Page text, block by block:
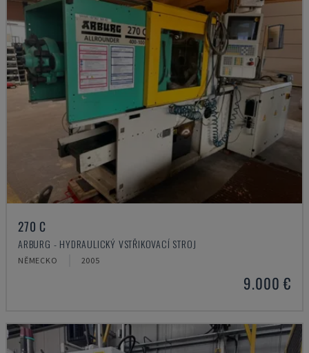
270 C
ARBURG - HYDRAULICKÝ VSTŘIKOVACÍ STROJ
NĚMECKO 2005
9.000 €